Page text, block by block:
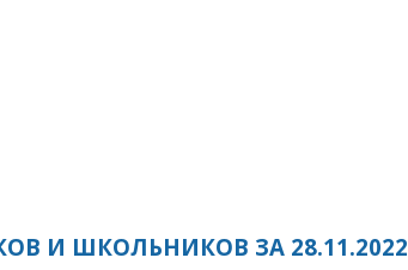
И ШКОЛЬНИКОВ ЗА 28.11.2022